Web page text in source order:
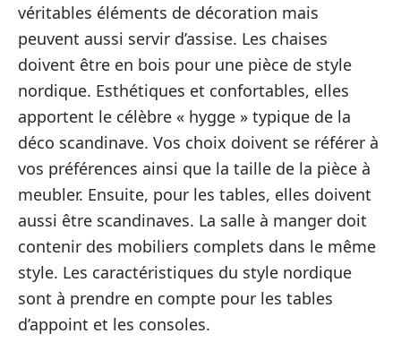
véritables éléments de décoration mais
peuvent aussi servir d’assise. Les chaises
doivent être en bois pour une pièce de style
nordique. Esthétiques et confortables, elles
apportent le célèbre « hygge » typique de la
déco scandinave. Vos choix doivent se référer à
vos préférences ainsi que la taille de la pièce à
meubler. Ensuite, pour les tables, elles doivent
aussi être scandinaves. La salle à manger doit
contenir des mobiliers complets dans le même
style. Les caractéristiques du style nordique
sont à prendre en compte pour les tables
d’appoint et les consoles.